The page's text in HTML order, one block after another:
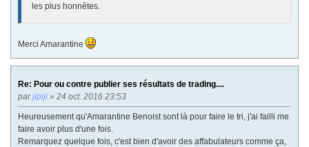
les plus honnêtes.
Merci Amarantine
Re: Pour ou contre publier ses résultats de trading....
parjipiji » 24 oct. 2016 23:53
Heureusement qu'Amarantine Benoist sont là pour faire le tri, j'ai failli me
faire avoir plus d'une fois.
Remarquez quelque fois, c'est bien d'avoir des affabulateurs comme ça,